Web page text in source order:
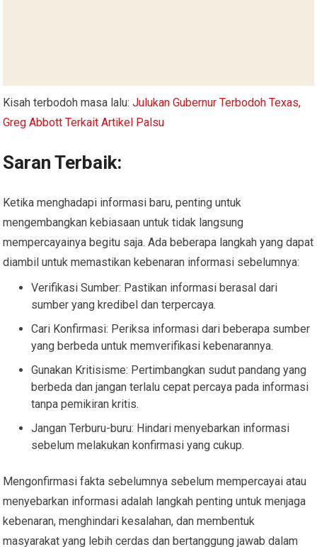
Kisah terbodoh masa lalu:Julukan Gubernur Terbodoh Texas,
Greg Abbott Terkait Artikel Palsu
Saran Terbaik:
Ketika menghadapi informasi baru, penting untuk
mengembangkan kebiasaan untuk tidak langsung
mempercayainya begitu saja. Ada beberapa langkah yang dapat
diambil untuk memastikan kebenaran informasi sebelumnya:
Verifikasi Sumber: Pastikan informasi berasal dari
sumber yang kredibel dan terpercaya.
Cari Konfirmasi: Periksa informasi dari beberapa sumber
yang berbeda untuk memverifikasi kebenarannya.
Gunakan Kritisisme: Pertimbangkan sudut pandang yang
berbeda dan jangan terlalu cepat percaya pada informasi
tanpa pemikiran kritis.
Jangan Terburu-buru: Hindari menyebarkan informasi
sebelum melakukan konfirmasi yang cukup.
Mengonfirmasi fakta sebelumnya sebelum mempercayai atau
menyebarkan informasi adalah langkah penting untuk menjaga
kebenaran, menghindari kesalahan, dan membentuk
masyarakat yang lebih cerdas dan bertanggung jawab dalam